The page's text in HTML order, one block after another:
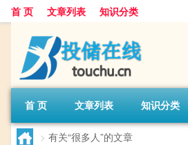
首 页 文章列表 知识分类
首 页 文章列表 知识分类
> 有关“很多人”的文章